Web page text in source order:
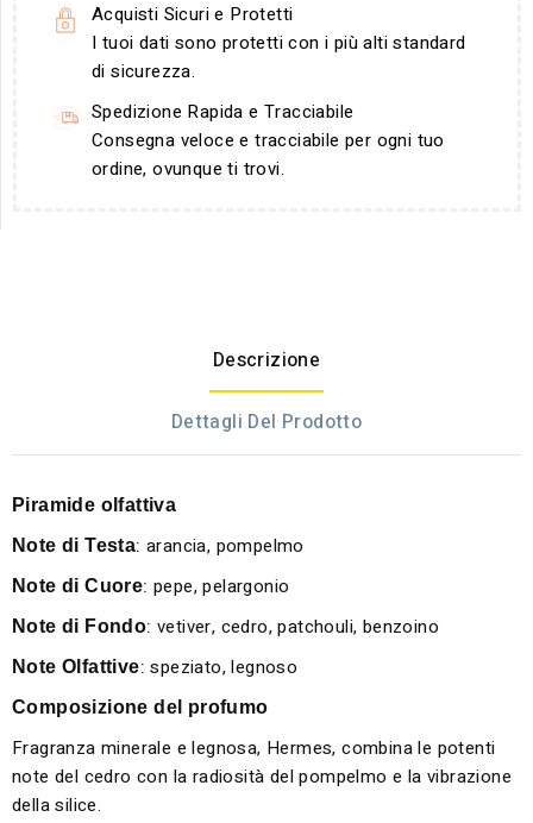
Acquisti Sicuri e Protetti
I tuoi dati sono protetti con i più alti standard
di sicurezza.
Spedizione Rapida e Tracciabile
Consegna veloce e tracciabile per ogni tuo
ordine, ovunque ti trovi.
Descrizione
Dettagli Del Prodotto
Piramide olfattiva
Note di Testa:arancia, pompelmo
Note di Cuore:pepe, pelargonio
Note di Fondo:vetiver, cedro, patchouli, benzoino
Note Olfattive:speziato, legnoso
Composizione del profumo
Fragranza minerale e legnosa, Hermes, combina le potenti
note del cedro con la radiosità del pompelmo e la vibrazione
della silice.